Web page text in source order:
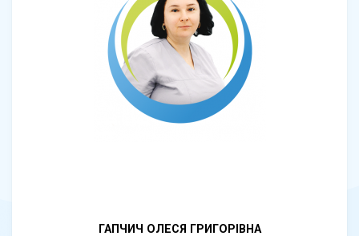
ГАПЧИЧ ОЛЕСЯ ГРИГОРІВНА